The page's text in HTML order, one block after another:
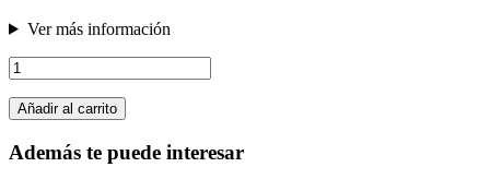
Ver más información
Añadir al carrito
Además te puede interesar